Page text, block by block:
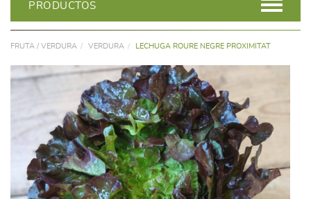
PRODUCTOS
FRUTA / VERDURA VERDURA LECHUGA ROURE NEGRE PROXIMITAT